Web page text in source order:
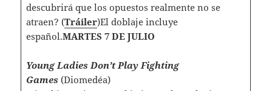
descubrirá que los opuestos realmente no se
atraen? (Tráiler)El doblaje incluye
español.MARTES 7 DE JULIO
Young Ladies Don’t Play Fighting
Games(Diomedéa)